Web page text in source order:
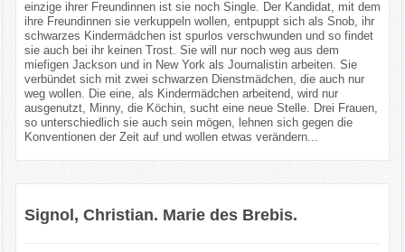
einzige ihrer Freundinnen ist sie noch Single. Der Kandidat, mit dem
ihre Freundinnen sie verkuppeln wollen, entpuppt sich als Snob, ihr
schwarzes Kindermädchen ist spurlos verschwunden und so findet
sie auch bei ihr keinen Trost. Sie will nur noch weg aus dem
miefigen Jackson und in New York als Journalistin arbeiten. Sie
verbündet sich mit zwei schwarzen Dienstmädchen, die auch nur
weg wollen. Die eine, als Kindermädchen arbeitend, wird nur
ausgenutzt, Minny, die Köchin, sucht eine neue Stelle. Drei Frauen,
so unterschiedlich sie auch sein mögen, lehnen sich gegen die
Konventionen der Zeit auf und wollen etwas verändern...
Signol, Christian. Marie des Brebis.